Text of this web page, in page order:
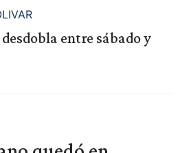
entre sábado y